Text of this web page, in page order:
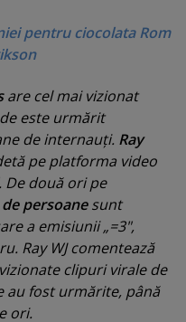
pentru ciocolata Rom
are cel mai vizionat
este urmărit
de internauţi. Ray
pe platforma video
De două ori pe
persoanesunt
a emisiunii „=3",
Ray WJ comentează
clipuri virale de
au fost urmărite, până
ori.